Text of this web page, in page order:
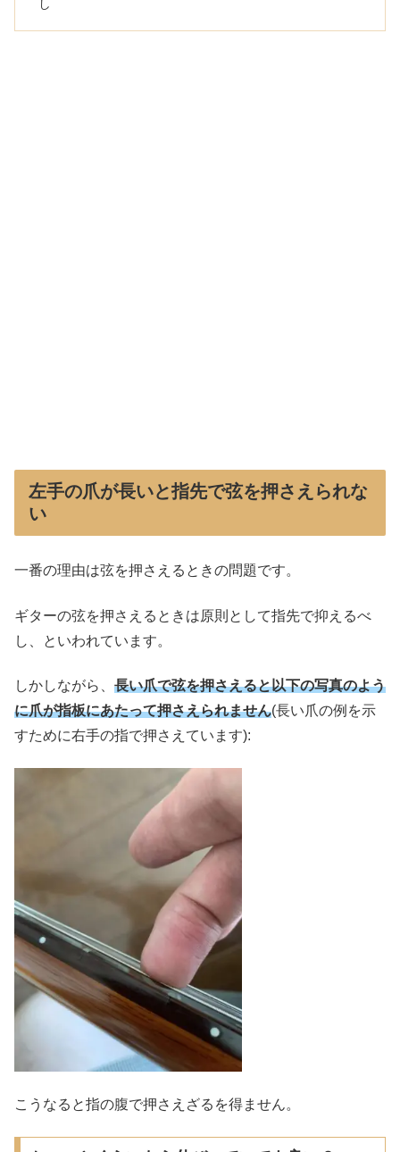
し
左手の爪が長いと指先で弦を押さえられな
い
一番の理由は弦を押さえるときの問題です。
ギターの弦を押さえるときは原則として指先で抑えるべ
し、といわれています。
しかしながら、 長い爪で弦を押さえると以下の写真のよう
に爪が指板にあたって押さえられません(長い爪の例を示
すために右手の指で押さえています):
こうなると指の腹で押さえざるを得ません。